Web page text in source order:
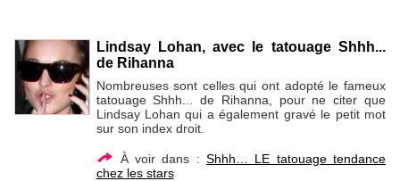
Lindsay Lohan, avec le tatouage Shhh...
de Rihanna
Nombreuses sont celles qui ont adopté le fameux
tatouage Shhh... de Rihanna, pour ne citer que
Lindsay Lohan qui a également gravé le petit mot
sur son index droit.
À voir dans :Shhh… LE tatouage tendance
chez les stars